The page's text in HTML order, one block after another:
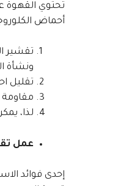
تحتوي القهوة
أحماض
تقشير
ونشأة
تقليل
مقاومة
لذا،
عمل
إحدى فوائد